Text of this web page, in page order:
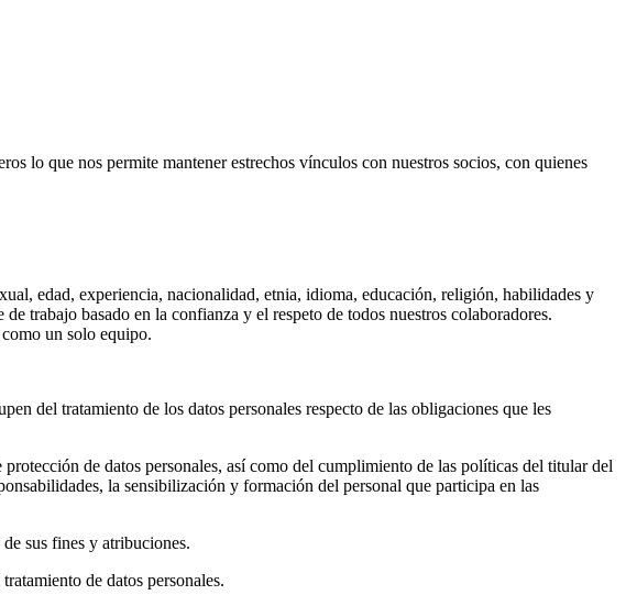
lo que nos permite mantener estrechos vínculos con nuestros socios, con quienes
edad, experiencia, nacionalidad, etnia, idioma, educación, religión, habilidades y
trabajo basado en la confianza y el respeto de todos nuestros colaboradores.
un solo equipo.
del tratamiento de los datos personales respecto de las obligaciones que les
de datos personales, así como del cumplimiento de las políticas del titular del
la sensibilización y formación del personal que participa en las
sus fines y atribuciones.
de datos personales.